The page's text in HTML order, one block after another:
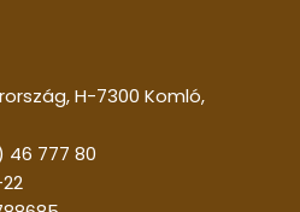
H-7300 Komló,
46 777 80